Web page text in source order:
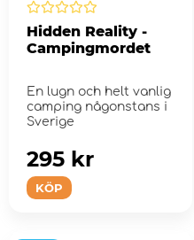
Hidden Reality -
Campingmordet
En lugn och helt vanlig
camping någonstans i
Sverige
KÖP
295 kr